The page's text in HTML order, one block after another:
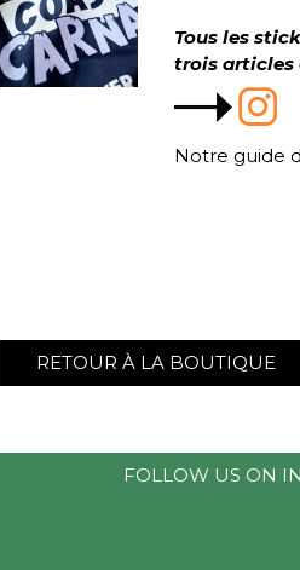
Tous les
trois articles
Notre guide
RETOUR À LA BOUTIQUE